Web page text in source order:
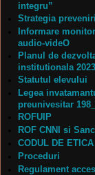
integru”
Strategia
Informare
audio-videO
Planul de
institutionala
Statutul elevului
Legea
preunivesitar
ROFUIP
ROF CNNI si
CODUL DE ETICA
Proceduri
Regulament